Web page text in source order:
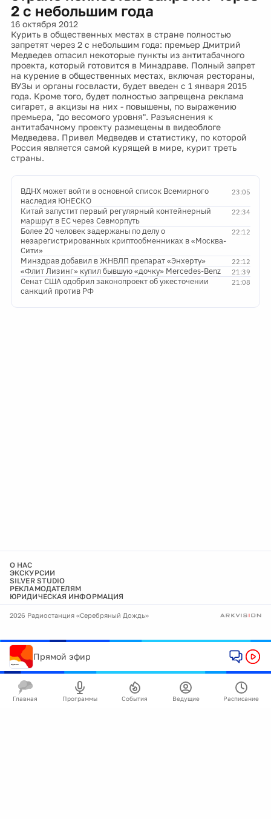
2 с небольшим года
16 октября 2012
Курить в общественных местах в стране полностью
запретят через 2 с небольшим года: премьер Дмитрий
Медведев огласил некоторые пункты из антитабачного
проекта, который готовится в Минздраве. Полный запрет
на курение в общественных местах, включая рестораны,
ВУЗы и органы госвласти, будет введен с 1 января 2015
года. Кроме того, будет полностью запрещена реклама
сигарет, а акцизы на них - повышены, по выражению
премьера, "до весомого уровня". Разъяснения к
антитабачному проекту размещены в видеоблоге
Медведева. Привел Медведев и статистику, по которой
Россия является самой курящей в мире, курит треть
страны.
23:05
ВДНХ может войти в основной список Всемирного
наследия ЮНЕСКО
22:34
Китай запустит первый регулярный контейнерный
маршрут в ЕС через Севморпуть
22:12
Более 20 человек задержаны по делу о
незарегистрированных криптообменниках в «Москва-
Сити»
22:12
Минздрав добавил в ЖНВЛП препарат «Энхерту»
21:39
«Флит Лизинг» купил бывшую «дочку» Mercedes-Benz
21:08
Сенат США одобрил законопроект об ужесточении
санкций против РФ
О НАС
ЭКСКУРСИИ
SILVER STUDIO
РЕКЛАМОДАТЕЛЯМ
ЮРИДИЧЕСКАЯ ИНФОРМАЦИЯ
2026 Радиостанция «Серебряный Дождь»
Прямой эфир
Главная Программы События Ведущие Расписание